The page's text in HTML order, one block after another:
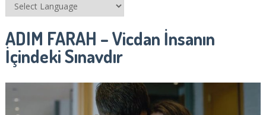
ADIM FARAH – Vicdan İnsanın
İçindeki Sınavdır